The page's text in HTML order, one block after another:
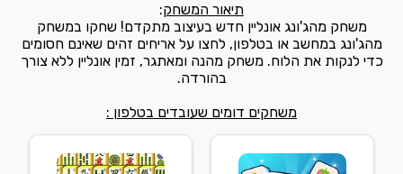
תיאור המשחק:
משחק מהג'ונג אונליין חדש בעיצוב מתקדם! שחקו במשחק
מהג'ונג במחשב או בטלפון, לחצו על אריחים זהים שאינם חסומים
כדי לנקות את הלוח. משחק מהנה ומאתגר, זמין אונליין ללא צורך
בהורדה.
משחקים דומים שעובדים בטלפון :